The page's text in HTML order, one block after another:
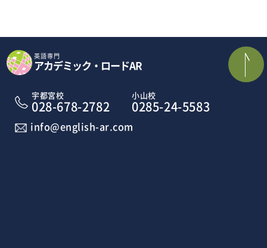
英語専門
アカデミック・ロードAR
宇都宮校
028-678-2782
小山校
0285-24-5583
info@english-ar.com